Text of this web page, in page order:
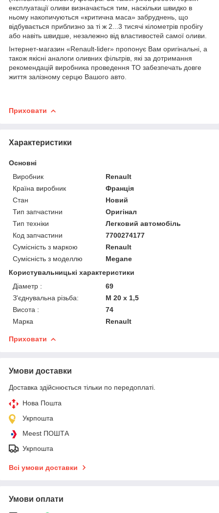
експлуатації оливи визначається тим, наскільки швидко в
ньому накопичуються «критична маса» забруднень, що
відбувається приблизно за ті ж 2...3 тисячі кілометрів пробігу
або навіть швидше, незалежно від властивостей самої оливи.
Інтернет-магазин «Renault-lider» пропонує Вам оригінальні, а
також якісні аналоги оливних фільтрів, які за дотримання
рекомендацій виробника проведення ТО забезпечать довге
життя залізному серцю Вашого авто.
Приховати
Характеристики
Основні
Виробник
Renault
Країна виробник
Франція
Стан
Новий
Тип запчастини
Оригінал
Тип техніки
Легковий автомобіль
Код запчастини
7700274177
Сумісність з маркою
Renault
Сумісність з моделлю
Megane
Користувальницькі характеристики
Діаметр :
69
З'єднувальна різьба:
M 20 x 1,5
Висота :
74
Марка
Renault
Приховати
Умови доставки
Доставка здійснюється тільки по передоплаті.
Нова Пошта
Укрпошта
Meest ПОШТА
Укрпошта
Всі умови доставки
Умови оплати